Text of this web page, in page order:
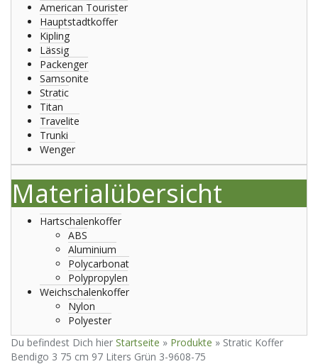
American Tourister
Hauptstadtkoffer
Kipling
Lässig
Packenger
Samsonite
Stratic
Titan
Travelite
Trunki
Wenger
Materialübersicht
Hartschalenkoffer
ABS
Aluminium
Polycarbonat
Polypropylen
Weichschalenkoffer
Nylon
Polyester
Du befindest Dich hier Startseite » Produkte » Stratic Koffer
Bendigo 3 75 cm 97 Liters Grün 3-9608-75